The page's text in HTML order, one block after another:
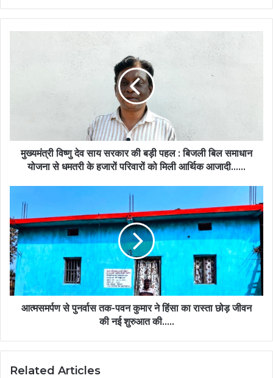
:
बिजली
धमतरी
के
हजारों
परिवारों
को
मिली
आर्थिक
आजादी……
मुख्यमंत्री विष्णु देव साय सरकार की बड़ी पहल : बिजली बिल समाधान
योजना से धमतरी के हजारों परिवारों को मिली आर्थिक आजादी……
पुनर्वास
तक-
पवन
कुमार
ने
हिंसा
का
रास्ता
शुरुआत
आत्मसमर्पण से पुनर्वास तक-पवन कुमार ने हिंसा का रास्ता छोड़ जीवन
की नई शुरुआत की…..
Related Articles